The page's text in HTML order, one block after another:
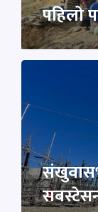
पहिलो